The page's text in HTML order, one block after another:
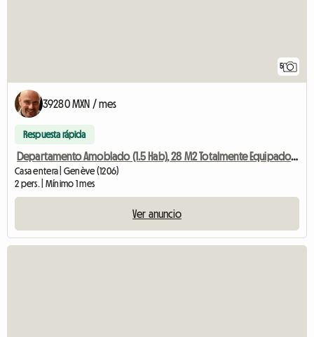
5
39280 MXN / mes
Respuesta rápida
Departamento Amoblado (1.5 Hab), 28 M2 Totalmente Equipado Carouge
Casa entera | Genève (1206)
2 pers. | Mínimo 1 mes
Ver anuncio